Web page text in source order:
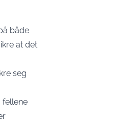
både
at det
seg
fellene